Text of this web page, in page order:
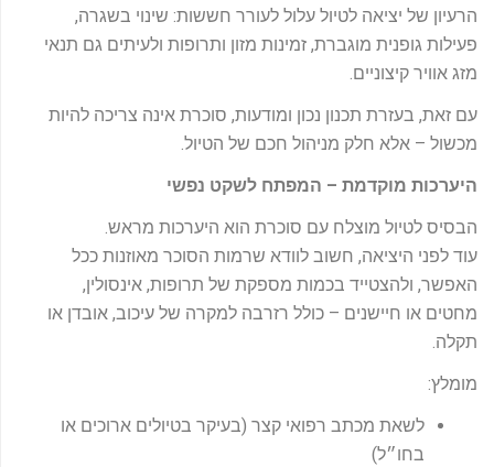
הרעיון של יציאה לטיול עלול לעורר חששות: שינוי בשגרה,
פעילות גופנית מוגברת, זמינות מזון ותרופות ולעיתים גם תנאי
מזג אוויר קיצוניים.
עם זאת, בעזרת תכנון נכון ומודעות, סוכרת אינה צריכה להיות
מכשול – אלא חלק מניהול חכם של הטיול.
היערכות מוקדמת – המפתח לשקט נפשי
הבסיס לטיול מוצלח עם סוכרת הוא היערכות מראש.
עוד לפני היציאה, חשוב לוודא שרמות הסוכר מאוזנות ככל
האפשר, ולהצטייד בכמות מספקת של תרופות, אינסולין,
מחטים או חיישנים – כולל רזרבה למקרה של עיכוב, אובדן או
תקלה.
מומלץ:
לשאת מכתב רפואי קצר (בעיקר בטיולים ארוכים או
בחו״ל)